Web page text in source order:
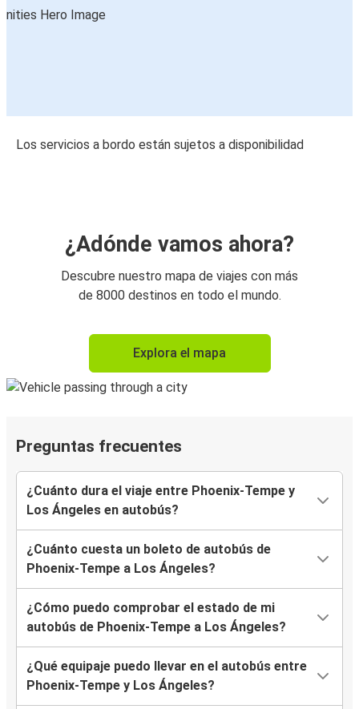
Los servicios a bordo están sujetos a disponibilidad
¿Adónde vamos ahora?
Descubre nuestro mapa de viajes con más
de 8000 destinos en todo el mundo.
Explora el mapa
Preguntas frecuentes
¿Cuánto dura el viaje entre Phoenix-Tempe y
Los Ángeles en autobús?
¿Cuánto cuesta un boleto de autobús de
Phoenix-Tempe a Los Ángeles?
¿Cómo puedo comprobar el estado de mi
autobús de Phoenix-Tempe a Los Ángeles?
¿Qué equipaje puedo llevar en el autobús entre
Phoenix-Tempe y Los Ángeles?